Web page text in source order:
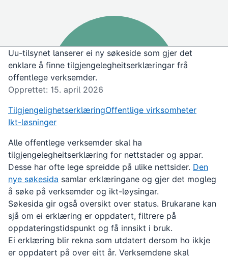
Uu-tilsynet lanserer ei ny søkeside som gjer det
enklare å finne tilgjengelegheitserklæringar frå
offentlege verksemder.
Opprettet: 15. april 2026
TilgjengelighetserklæringOffentlige virksomheter
Ikt-løsninger
Alle offentlege verksemder skal ha
tilgjengelegheitserklæring for nettstader og appar.
Desse har ofte lege spreidde på ulike nettsider. Den
nye søkesida samlar erklæringane og gjer det mogleg
å søke på verksemder og ikt-løysingar.
Søkesida gir også oversikt over status. Brukarane kan
sjå om ei erklæring er oppdatert, filtrere på
oppdateringstidspunkt og få innsikt i bruk.
Ei erklæring blir rekna som utdatert dersom ho ikkje
er oppdatert på over eitt år. Verksemdene skal